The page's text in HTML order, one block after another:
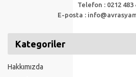
Telefon : 0212 483
E-posta :
Kategoriler
Hakkımızda